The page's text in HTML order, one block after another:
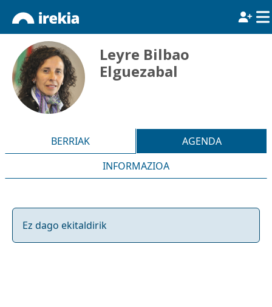
Leyre Bilbao
Elguezabal
BERRIAK
AGENDA
INFORMAZIOA
Ez dago ekitaldirik